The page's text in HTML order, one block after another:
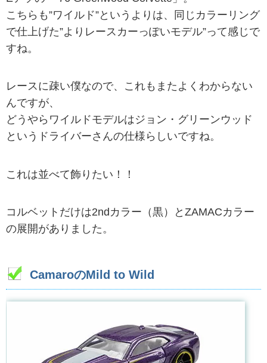
こちらも”ワイルド”というよりは、同じカラーリング
で仕上げた”よりレースカーっぽいモデル”って感じで
すね。
レースに疎い僕なので、これもまたよくわからない
んですが、
どうやらワイルドモデルはジョン・グリーンウッド
というドライバーさんの仕様らしいですね。
これは並べて飾りたい！！
コルベットだけは2ndカラー（黒）とZAMACカラー
の展開がありました。
CamaroのMild to Wild